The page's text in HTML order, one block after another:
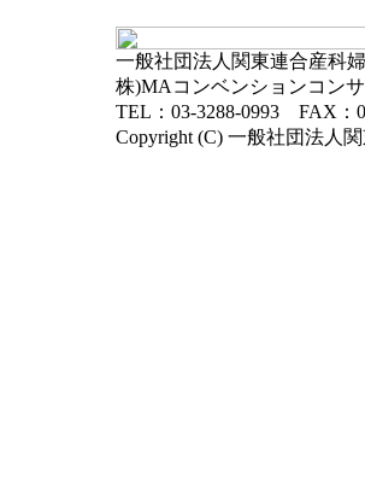
一般社団法人関東連合産科
株)MAコンベンションコン
TEL：03-3288-0993 FAX：
Copyright (C) 一般社団法人